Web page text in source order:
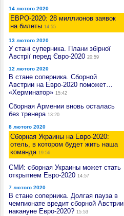
14 лютого 2020
ЕВРО-2020: 28 миллионов заявок
на билеты 14:55
13 лютого 2020
У стані суперника. Плани збірної
Австрії перед Євро-2020 20:59
12 лютого 2020
В стане соперника. Сборной
Австрии на Евро-2020 поможет…
«Херминатор» 15:42
Сборная Армении вновь осталась
без тренера 13:20
8 лютого 2020
Сборная Украины на Евро-2020:
отель, в котором будет жить наша
команда 19:56
СМИ: сборная Украины может стать
открытием Евро-2020 14:57
7 лютого 2020
В стане соперника. Долгая пауза в
чемпионате вредит сборной Австрии
накануне Евро-2020? 15:53